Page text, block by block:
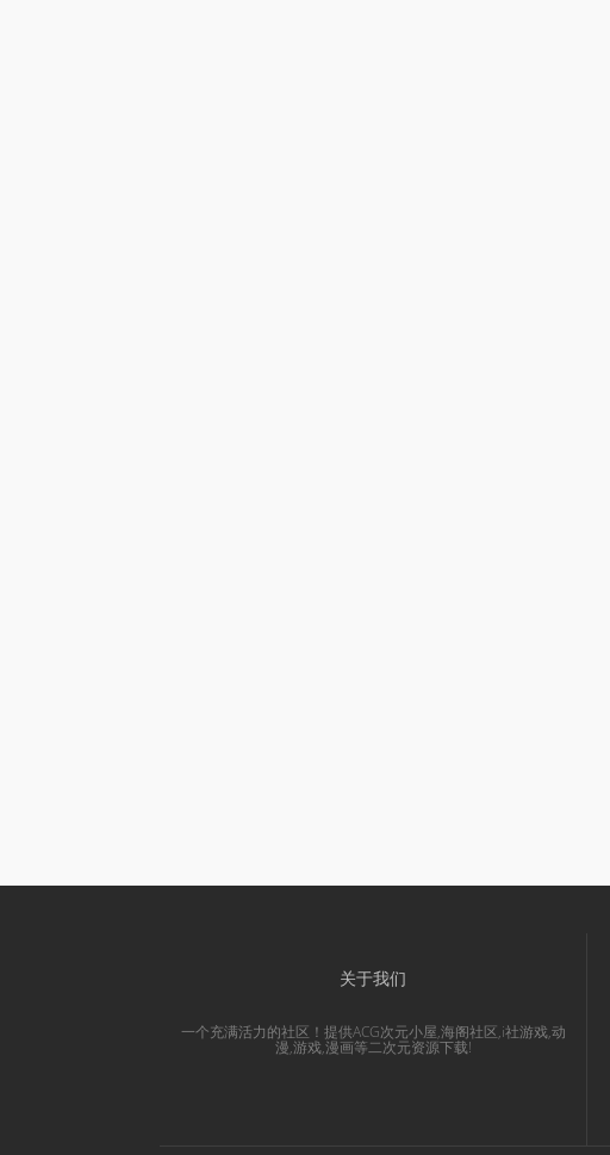
关于我们
一个充满活力的社区！提供ACG次元小屋,海阁社区,i社游戏,动
漫,游戏,漫画等二次元资源下载!